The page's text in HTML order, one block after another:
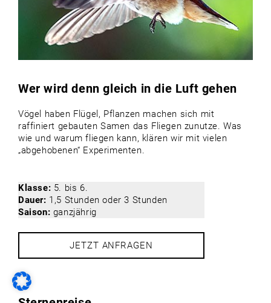
Wer wird denn gleich in die Luft gehen
Vögel haben Flügel, Pflanzen machen sich mit
raffiniert gebauten Samen das Fliegen zunutze. Was
wie und warum fliegen kann, klären wir mit vielen
„abgehobenen“ Experimenten.
Klasse: 5. bis 6.
Dauer: 1,5 Stunden oder 3 Stunden
Saison: ganzjährig
JETZT ANFRAGEN